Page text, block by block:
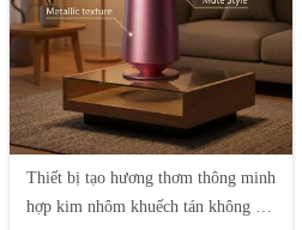
Thiết bị tạo hương thơm thông minh
hợp kim nhôm khuếch tán không khí